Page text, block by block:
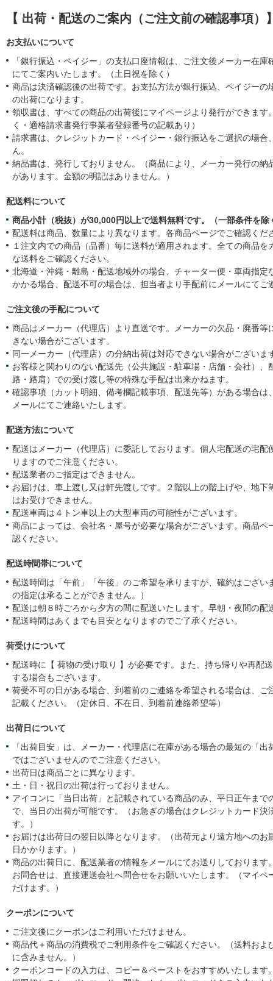
a
n
2
3
o
v
0
2
5
と
も
高
級
感
が
あ
り、
思
っ
た
以
上
に
お
し
ゃ
れ
な
部
屋
の
雰
囲
気
に
わ
ま
し
た。
e
w
か
ぐ
や
o
n
3
N
o
v
0
2
5
【 出荷・配送のご案内（ご注文前の確認事項）
お支払いについて
「銀行振込・ペイジー」の支払口座情報は、ご注文後メーカー在庫
にてご案内いたします。（土日祝を除く）
商品は決済確認後の出荷です。お支払方法が銀行振込、ペイジーの
の出荷になります。
領収書は、すべての商品の出荷後にマイページより発行ができます
く・適格請求書発行事業者登録番号の記載あり）
請求書は、クレジットカード・ペイジー・銀行振込をご選択の場合
ん。
納品書は、発行しておりません。（商品により、メーカー発行の納
があります。金額の明記はありません。）
配送料について
商品小計（税抜）が30,000円以上で送料無料です。（一部条件を除
配送料は商品、数量により異なります。各商品ページでご確認くだ
１注文内での商品（品番）毎に送料が適用されます。全ての商品を
な送料をご確認ください。
北海道・沖縄・離島・配送地域外の場合、チャーター便・車両指定
かかる場合、配送不可の場合は、担当者より手配前にメールにてご
ご注文後の手配について
商品はメーカー（代理店）より直送です。メーカーの欠品・廃番等
きない場合がございます。
同一メーカー（代理店）の分納出荷は対応できない場合がございま
お客様と関わりのない配送先（公共施設・駐車場・店舗・会社）、
路・路肩）での受け渡し等の特殊な手配は出来かねます。
確認事項（カット明細、備考欄記載事項、配送先等）がある場合は
メールにてご連絡いたします。
配送方法について
配送はメーカー（代理店）に委託しております。個人宅配送の宅配
りますのでご注意ください。
配送業者のご指定はできません。
お届けは、車上渡し又は軒先渡しです。２階以上の階上げや、地下
はお受けできません。
配送車両は４トン車以上の大型車両の可能性がございます。
商品によっては、会社名・屋号が必要な場合がございます。商品ペ
認ください。
配送時間帯について
配送時間は「午前」「午後」のご希望を承りますが、確約はござい
の指定は承ることができません。）
配送は朝８時ごろから夕方の間に配送いたします。早朝・夜間の配
配送時間はあくまでも目安となりますのでご了承ください。
荷受けについて
配送時に【 荷物の受け取り 】が必要です。また、持ち帰りや再配
する場合もございます。
荷受不可の日がある場合、到着前のご連絡を希望される場合は、ご
記載ください。（定休日、不在日、到着前連絡希望等）
出荷日について
「出荷目安」は、メーカー・代理店に在庫がある場合の最短の「出
ではございませんのでご注意ください。
出荷日は商品ごとに異なります。
土・日・祝日の出荷は行っておりません。
アイコンに「当日出荷」と記載されている商品のみ、平日正午まで
で、当日の出荷が可能です。（お急ぎの場合はクレジットカード決
す。）
お届けは出荷日の翌日以降となります。（出荷元より遠方地へのお
日かかります。）
商品の出荷日に、配送業者の情報をメールにてお送りしております
お問合せは、直接運送会社へ問合せをお願いいたします。（マイペ
だけます。）
クーポンについて
ご注文後にクーポンはご利用いただけません。
商品代＋商品の消費税でご利用条件をご確認ください。（送料およ
に含みません。）
クーポンコードの入力は、コピー＆ペーストをおすすめいたします